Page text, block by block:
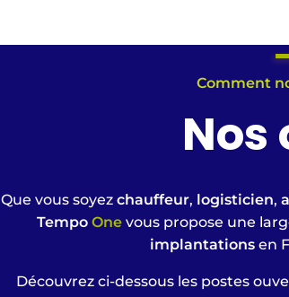
Comment
Nos
Que vous soyez chauffeur, logisticien,
Tempo One vous propose une
implantations en
Découvrez ci-dessous les postes